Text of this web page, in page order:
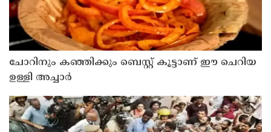
ചോറിനും കഞ്ഞിക്കും ബെസ്റ്റ് കൂട്ടാണ് ഈ ചെറിയ
ഉള്ളി അച്ചാർ